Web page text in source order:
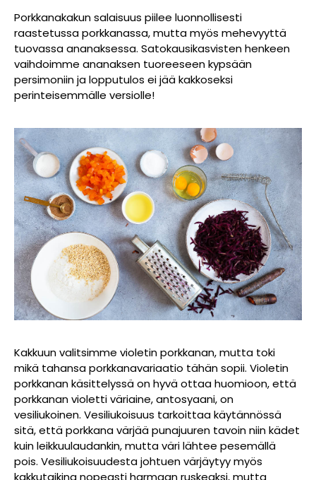
Porkkanakakun salaisuus piilee luonnollisesti
raastetussa porkkanassa, mutta myös mehevyyttä
tuovassa ananaksessa. Satokausikasvisten henkeen
vaihdoimme ananaksen tuoreeseen kypsään
persimoniin ja lopputulos ei jää kakkoseksi
perinteisemmälle versiolle!
Kakkuun valitsimme violetin porkkanan, mutta toki
mikä tahansa porkkanavariaatio tähän sopii. Violetin
porkkanan käsittelyssä on hyvä ottaa huomioon, että
porkkanan violetti väriaine, antosyaani, on
vesiliukoinen. Vesiliukoisuus tarkoittaa käytännössä
sitä, että porkkana värjää punajuuren tavoin niin kädet
kuin leikkuulaudankin, mutta väri lähtee pesemällä
pois. Vesiliukoisuudesta johtuen värjäytyy myös
kakkutaikina nopeasti harmaan ruskeaksi, mutta